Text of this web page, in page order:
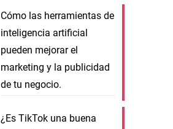
Cómo las herramientas de
inteligencia artificial
pueden mejorar el
marketing y la publicidad
de tu negocio.
¿Es TikTok una buena